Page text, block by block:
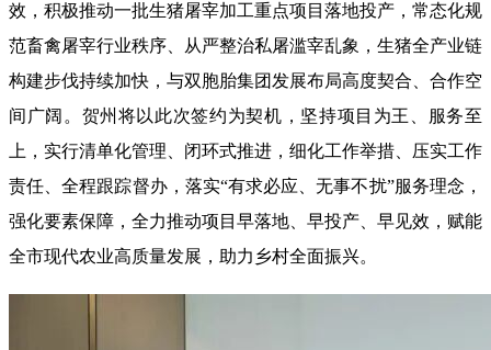
效，积极推动一批生猪屠宰加工重点项目落地投产，常态化规
范畜禽屠宰行业秩序、从严整治私屠滥宰乱象，生猪全产业链
构建步伐持续加快，与双胞胎集团发展布局高度契合、合作空
间广阔。贺州将以此次签约为契机，坚持项目为王、服务至
上，实行清单化管理、闭环式推进，细化工作举措、压实工作
责任、全程跟踪督办，落实“有求必应、无事不扰”服务理念，
强化要素保障，全力推动项目早落地、早投产、早见效，赋能
全市现代农业高质量发展，助力乡村全面振兴。